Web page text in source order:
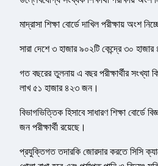
মাদ্রাসা শিক্ষা বোর্ডে দাখিল পরীক্ষায় অংশ
সারা দেশে ৩ হাজার ৯০২টি কেন্দ্রে ৩০ হাজার
গত বছরের তুলনায় এ বছর পরীক্ষার্থীর সংখ্যা
লাখ ৫১ হাজার ৪২৩ জন।
বিভাগভিত্তিক হিসাবে সাধারণ শিক্ষা
জন পরীক্ষার্থী রয়েছে।
প্রযুক্তিগত তদারকি জোরদার করতে সিসি